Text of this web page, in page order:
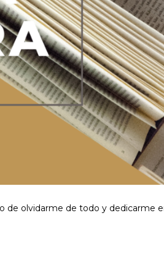
de olvidarme de todo y dedicarme